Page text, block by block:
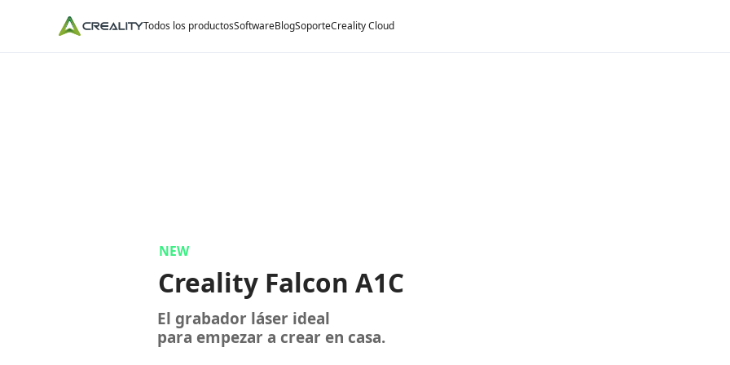
Todos los productosSoftwareBlogSoporteCreality Cloud
NEW
Creality Falcon A1C
El grabador láser ideal
para empezar a crear en casa.